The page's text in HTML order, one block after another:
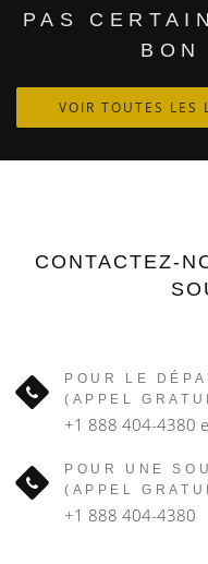
PAS
BON
VOIR TOUTES LES
CONTACTEZ-
POUR LE
(APPEL
+1 888 404-4380
POUR UNE
(APPEL
+1 888 404-4380